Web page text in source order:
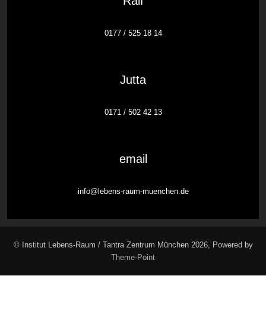
0177 / 525 18 14
Jutta
0171 / 502 42 13
email
info@lebens-raum-muenchen.de
© Institut Lebens-Raum / Tantra Zentrum München 2026, Powered by
Theme-Point